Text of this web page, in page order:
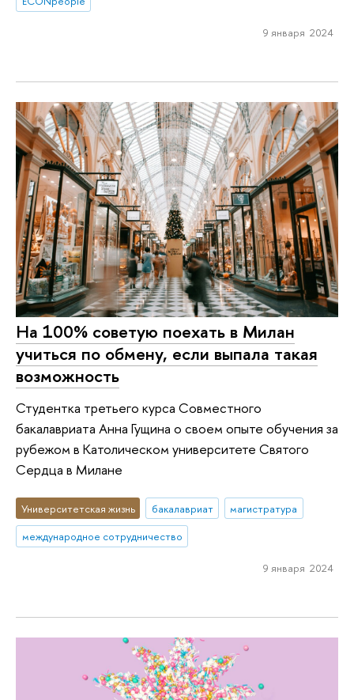
9 января 2024
На 100% советую поехать в Милан
учиться по обмену, если выпала такая
возможность
Студентка третьего курса Совместного
бакалавриата Анна Гущина о своем опыте обучения за
рубежом в Католическом университете Святого
Сердца в Милане
Университетская жизнь бакалавриат
магистратура
международное сотрудничество
9 января 2024